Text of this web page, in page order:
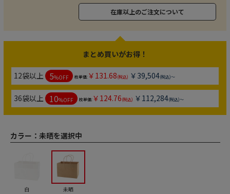
在庫以上のご注文について
まとめ買いがお得！
12袋以上 5%OFF 枚単価:￥131.68(税込) ￥39,504(税込)～
36袋以上 10%OFF 枚単価:￥124.76(税込) ￥112,284(税込)～
カラー： 未晒を選択中
白 未晒